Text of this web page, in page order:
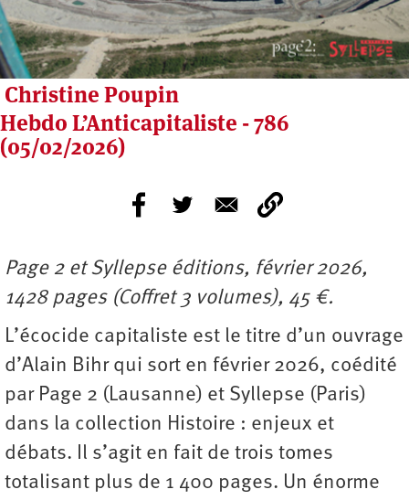
Christine Poupin
Hebdo L’Anticapitaliste - 786
(05/02/2026)
Page 2 et Syllepse éditions, février 2026,
1428 pages (Coffret 3 volumes), 45 €.
L’écocide capitaliste est le titre d’un ouvrage
d’Alain Bihr qui sort en février 2026, coédité
par Page 2 (Lausanne) et Syllepse (Paris)
dans la collection Histoire : enjeux et
débats. Il s’agit en fait de trois tomes
totalisant plus de 1 400 pages. Un énorme